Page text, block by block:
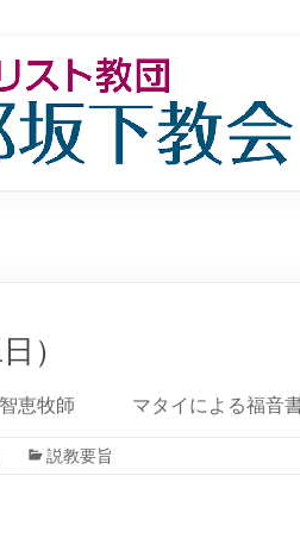
）
智恵牧師 マタイによる福音
説教要旨